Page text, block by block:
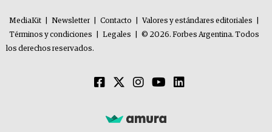
MediaKit Newsletter Contacto Valores y estándares editoriales
Términos y condiciones
Legales
© 2026. Forbes Argentina. Todos
los derechos reservados.